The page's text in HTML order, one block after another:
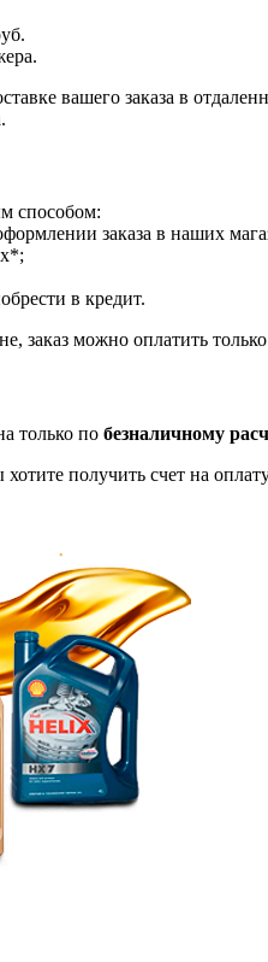
вашего заказа в
способом:
заказа в наших
*;
в кредит.
заказ можно оплатить
только по безналичному
получить счет на